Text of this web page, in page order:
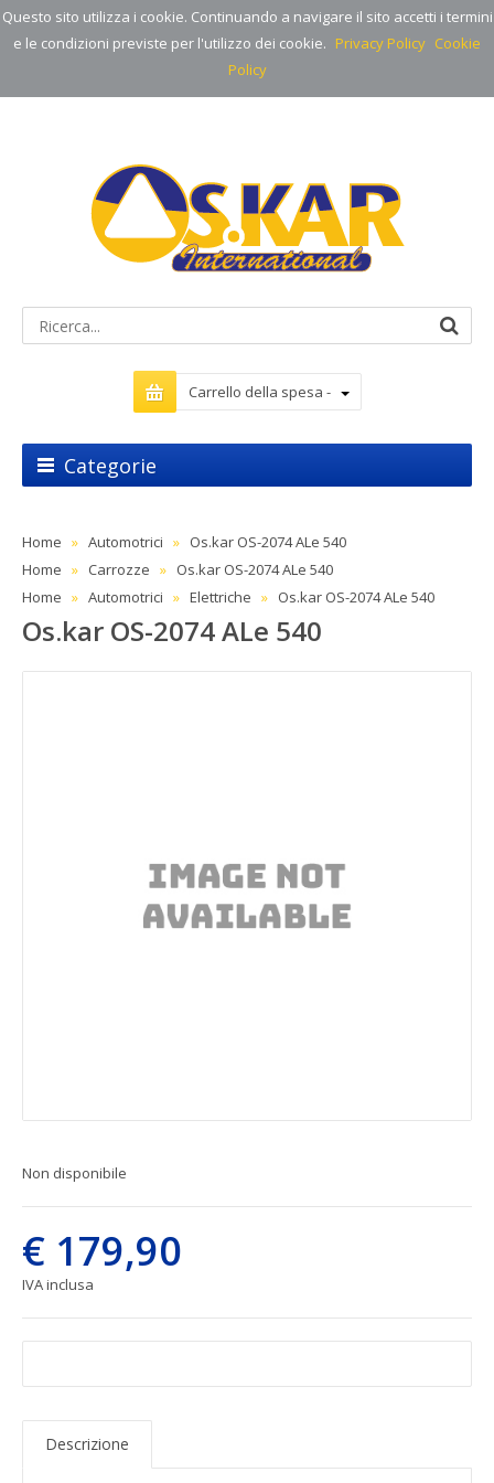
Questo sito utilizza i cookie. Continuando a navigare il sito accetti i termini
e le condizioni previste per l'utilizzo dei cookie. Privacy Policy Cookie
Policy
Carrello della spesa -
Categorie
Home Automotrici
Os.kar OS-2074 ALe 540
Home
Carrozze
Os.kar OS-2074 ALe 540
Home
Automotrici Elettriche Os.kar OS-2074 ALe 540
Os.kar OS-2074 ALe 540
Non disponibile
€ 179,90
IVA inclusa
Descrizione